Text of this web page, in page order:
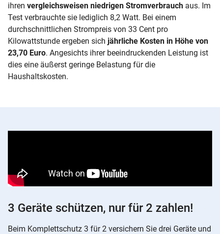
ihren vergleichsweisen niedrigen Stromverbrauch aus. Im
Test verbrauchte sie lediglich 8,2 Watt. Bei einem
durchschnittlichen Strompreis von 33 Cent pro
Kilowattstunde ergeben sich jährliche Kosten in Höhe von
23,70 Euro. Angesichts ihrer beeindruckenden Leistung ist
dies eine äußerst geringe Belastung für die
Haushaltskosten.
3 Geräte schützen, nur für 2 zahlen!
Beim Komplettschutz 3 für 2 versichern Sie drei Geräte und